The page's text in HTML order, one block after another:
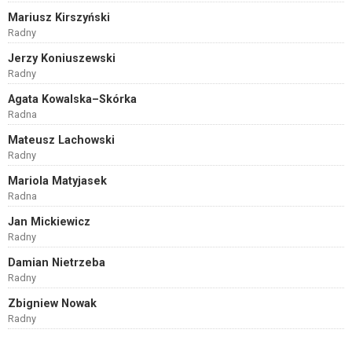
Mariusz Kirszyński
Radny
Jerzy Koniuszewski
Radny
Agata Kowalska–Skórka
Radna
Mateusz Lachowski
Radny
Mariola Matyjasek
Radna
Jan Mickiewicz
Radny
Damian Nietrzeba
Radny
Zbigniew Nowak
Radny